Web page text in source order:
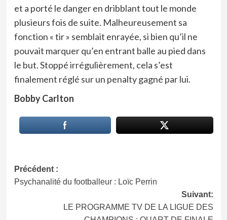
et a porté le danger en dribblant tout le monde
plusieurs fois de suite. Malheureusement sa
fonction « tir » semblait enrayée, si bien qu’il ne
pouvait marquer qu’en entrant balle au pied dans
le but. Stoppé irrégulièrement, cela s’est
finalement réglé sur un penalty gagné par lui.
Bobby Carlton
Navigation
d’article
Précédent :
Psychanalité du footballeur : Loïc Perrin
Suivant:
LE PROGRAMME TV DE LA LIGUE DES